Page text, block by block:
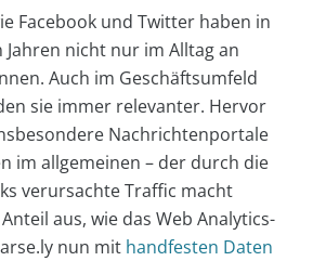
Facebook und Twitter haben in
Jahren nicht nur im Alltag an
Auch im Geschäftsumfeld
sie immer relevanter. Hervor
Nachrichtenportale
im allgemeinen – der durch die
verursachte Traffic macht
aus, wie das Web Analytics-
nun mit handfesten Daten